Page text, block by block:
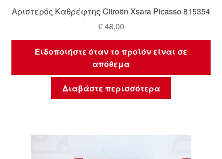
Αριστερός Καθρέφτης Citroën Xsara Picasso 815354
€48,00
Ειδοποιήστε όταν το προϊόν είναι σε
απόθεμα
Διαβάστε περισσότερα